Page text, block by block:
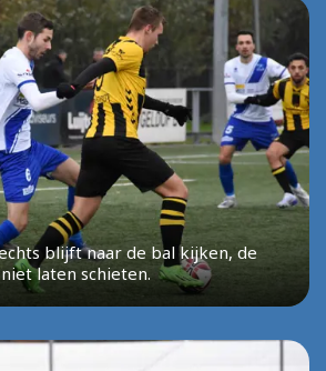
blijft naar de bal kijken, de
laten schieten.